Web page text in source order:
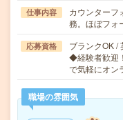
仕事内容
カウンターフ
務。ほぼフォ
応募資格
ブランクOK /
◆経験者歓迎
で気軽にオ
職場の雰囲気